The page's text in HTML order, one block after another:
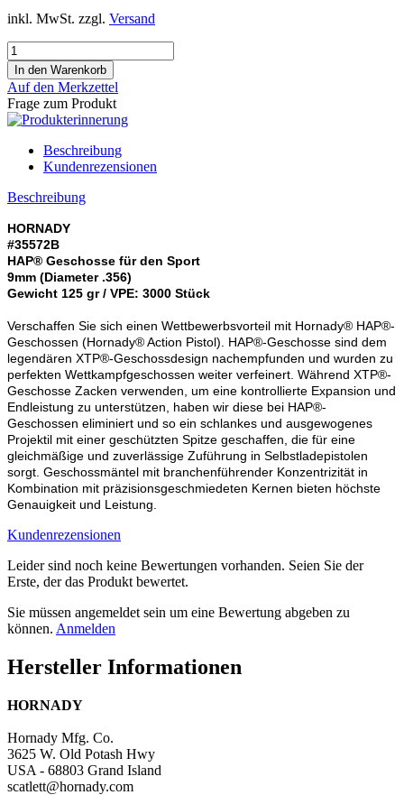
inkl. MwSt. zzgl. Versand
Auf den Merkzettel
Frage zum Produkt
Beschreibung
Kundenrezensionen
Beschreibung
HORNADY
#35572B
HAP® Geschosse für den Sport
9mm (Diameter .356)
Gewicht 125 gr / VPE: 3000 Stück
Verschaffen Sie sich einen Wettbewerbsvorteil mit Hornady® HAP®-
Geschossen (Hornady® Action Pistol). HAP®-Geschosse sind dem
legendären XTP®-Geschossdesign nachempfunden und wurden zu
perfekten Wettkampfgeschossen weiter verfeinert. Während XTP®-
Geschosse Zacken verwenden, um eine kontrollierte Expansion und
Endleistung zu unterstützen, haben wir diese bei HAP®-
Geschossen eliminiert und so ein schlankes und ausgewogenes
Projektil mit einer geschützten Spitze geschaffen, die für eine
gleichmäßige und zuverlässige Zuführung in Selbstladepistolen
sorgt. Geschossmäntel mit branchenführender Konzentrizität in
Kombination mit präzisionsgeschmiedeten Kernen bieten höchste
Genauigkeit und Leistung.
Kundenrezensionen
Leider sind noch keine Bewertungen vorhanden. Seien Sie der
Erste, der das Produkt bewertet.
Sie müssen angemeldet sein um eine Bewertung abgeben zu
können. Anmelden
Hersteller Informationen
HORNADY
Hornady Mfg. Co.
3625 W. Old Potash Hwy
USA - 68803 Grand Island
scatlett@hornady.com